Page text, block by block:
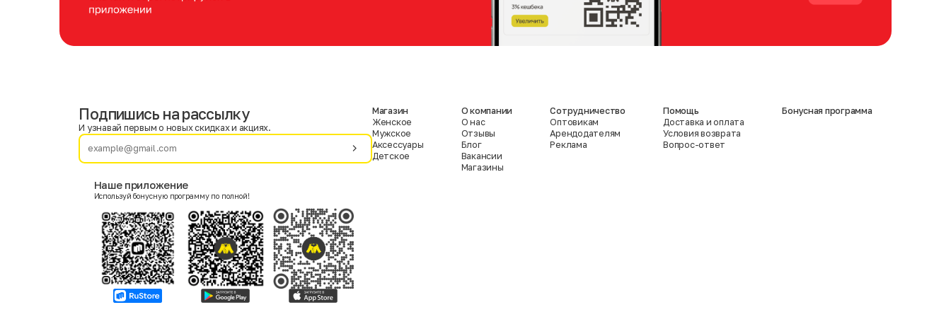
Фамилия
Женский
Согласие на получение чеков по электронной почте
Подпишись на рассылку
И узнавай первым о новых скидках и акциях.
Наше приложение
Используй бонусную программу по полной!
Магазин
Женское
Мужское
Аксессуары
Детское
О компании
О нас
Отзывы
Блог
Вакансии
Магазины
Сотрудничество
Оптовикам
Арендодателям
Реклама
Помощь
Доставка и оплата
Условия возврата
Вопрос-ответ
Бонусная программа